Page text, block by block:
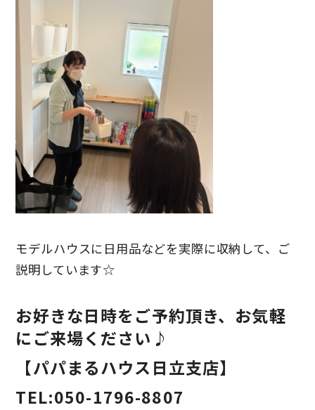
モデルハウスに日用品などを実際に収納して、ご
説明しています☆
お好きな日時をご予約頂き、お気軽
にご来場ください♪
【パパまるハウス日立支店】
TEL:050-1796-8807